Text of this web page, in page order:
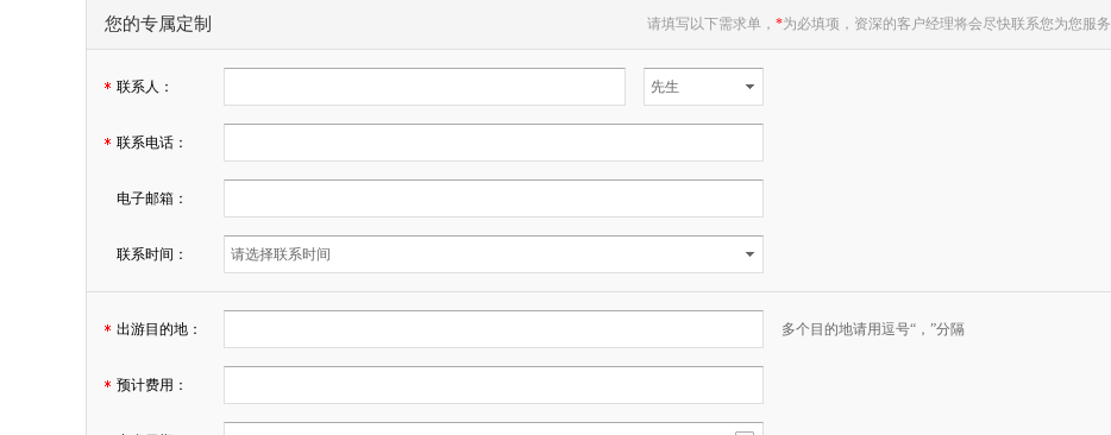
请填写以下需求单， *为必填项，资深的客户经理将会尽快联系您为您服务
您的专属定制
联系人：
联系电话：
电子邮箱：
联系时间：
出游目的地： 多个目的地请用逗号“，”分隔
预计费用：